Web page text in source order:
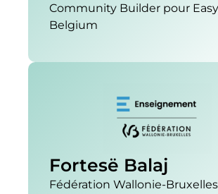
Community Builder pour
Belgium
Fortesë Balaj
Fédération Wallonie-